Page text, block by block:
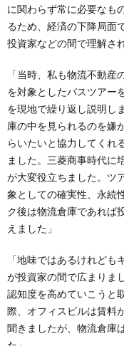
に関わらず常に必要なも
るため、経済の下降局面
投資家などの間で理解さ
「当時、私も物流不動
を対象としたバスツアー
を現地で繰り返し説明し
庫の中を見られるのを嫌
らいたいと協力してくれ
ました。三菱商事時代に
が大変役立ちました。ツ
象としての確実性、永続
ク後は物流倉庫であれば
えました」
「地味ではあるけれど
が投資家の間で広まりま
認知度を高めていこうと
際、オフィスビルは賃料
聞きましたが、物流倉庫